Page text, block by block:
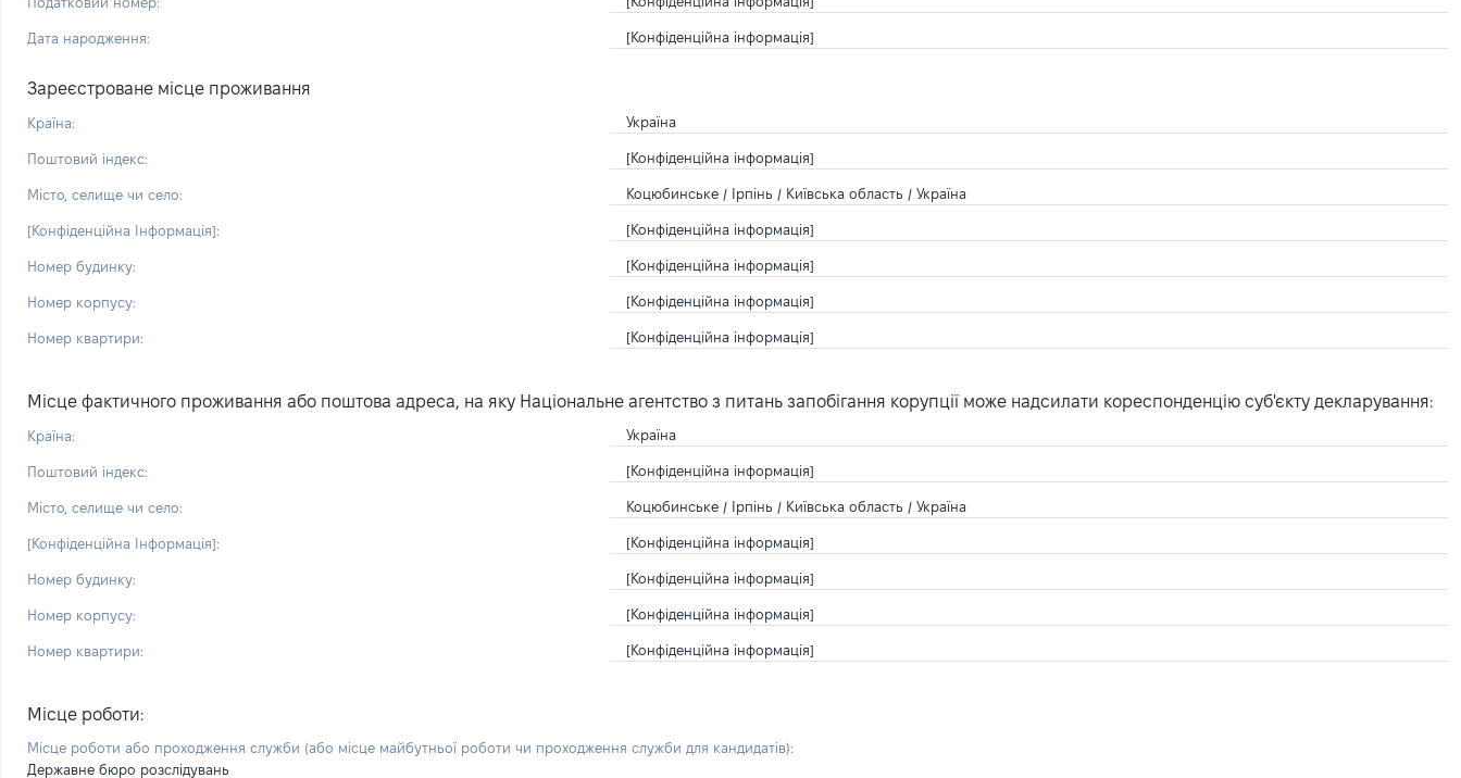
Дата народження: [Конфіденційна інформація]
Зареєстроване місце проживання
Країна: Україна
Поштовий індекс: [Конфіденційна інформація]
Місто, селище чи село: Коцюбинське / Ірпінь / Київська область / Україна
[Конфіденційна Інформація]: [Конфіденційна інформація]
Номер будинку: [Конфіденційна інформація]
Номер корпусу: [Конфіденційна інформація]
Номер квартири: [Конфіденційна інформація]
Місце фактичного проживання або поштова адреса, на яку Національне агентство з питань запобігання корупції може надсилати кореспонденцію суб'єкту декларування:
Країна: Україна
Поштовий індекс: [Конфіденційна інформація]
Місто, селище чи село: Коцюбинське / Ірпінь / Київська область / Україна
[Конфіденційна Інформація]: [Конфіденційна інформація]
Номер будинку: [Конфіденційна інформація]
Номер корпусу: [Конфіденційна інформація]
Номер квартири: [Конфіденційна інформація]
Місце роботи:
Місце роботи або проходження служби (або місце майбутньої роботи чи проходження служби для кандидатів):
Державне бюро розслідувань